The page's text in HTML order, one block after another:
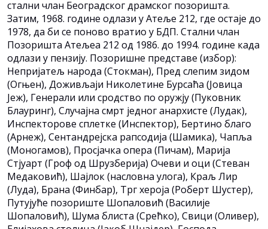
стални члан Београдског драмског позоришта.
Затим, 1968. године одлази у Атеље 212, где остаје до
1978, да би се поново вратио у БДП. Стални члан
Позоришта Атељеа 212 од 1986. до 1994. године када
одлази у пензију. Позоришне представе (избор):
Непријатељ народа (Стокман), Пред слепим зидом
(Огњен), Доживљаји Николетине Бурсаћа (Јовица
Јеж), Генерали или сродство по оружју (Пуковник
Блауринг), Случајна смрт једног анархисте (Лудак),
Инспекторове сплетке (Инспектор), Бертино благо
(Арнеж), Сентандрејска рапсодија (Шамика), Чапља
(Моногамов), Просјачка опера (Пичам), Марија
Стјуарт (Гроф од Шрузберија) Очеви и оци (Стеван
Медаковић), Шајлок (насловна улога), Краљ Лир
(Луда), Брана (Финбар), Трг хероја (Роберт Шустер),
Путујуће позориште Шопаловић (Василије
Шопаловић), Шума блиста (Срећко), Свици (Оливер),